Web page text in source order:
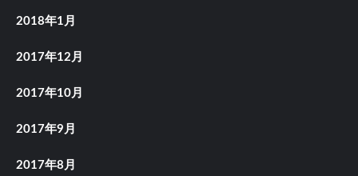
2018年1月
2017年12月
2017年10月
2017年9月
2017年8月